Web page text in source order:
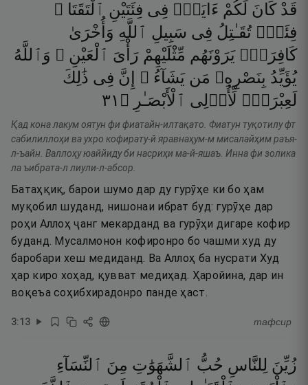
قَدْ كَانَ لَكُمْ ءَايَةٌۭ فِى فِئَتَيْنِ ٱلْتَقَتَا ۖ
فِئَةٌۭ تُقَـٰتِلُ فِى سَبِيلِ ٱللَّهِ وَأُخْرَىٰ
كَافِرَةٌۭ يَرَوْنَهُم مِّثْلَيْهِمْ رَأْىَ ٱلْعَيْنِ ۚ وَٱللَّهُ
يُؤَيِّدُ بِنَصْرِهِۦ مَن يَشَآءُ ۗ إِنَّ فِى ذَٰلِكَ
لَعِبْرَةًۭ لِّأُو۟لِى ٱلْأَبْصَـٰرِ ۝ ١٣
Қад кона лакум оятун фи фиатайн-илтақато. Фиатун туқотилу фт
сабилиллоҳи ва ухро кофирату-й яравнаҳум-м мисалайҳим раъя-
л-ъайн. Валлоҳу юаййиду би насриҳи ма-й-яшаъ. Инна фи золика
ла ъибрата-л лиули-л-абсор.
Батаҳқиқ, барои шумо дар ду гурӯҳе ки бо ҳам
муқобил шуданд, нишонаи ибрат буд: гурӯҳе дар
роҳи Аллоҳ ҷанг мекарданд ва гурӯҳи дигаре кофир
буданд. Мусалмонон кофиронро бо чашми худ ду
баробари хеш медиданд. Ва Аллоҳ ба нусрати Худ
ҳар киро хоҳад, қувват медиҳад. Ҳаройина, дар ин
воқеъа соҳибхирадонро панде ҳаст.
3:13 тафсир
زُيِّنَ لِلنَّاسِ حُبُّ ٱلشَّهَوَٰتِ مِنَ ٱلنِّسَآءِ